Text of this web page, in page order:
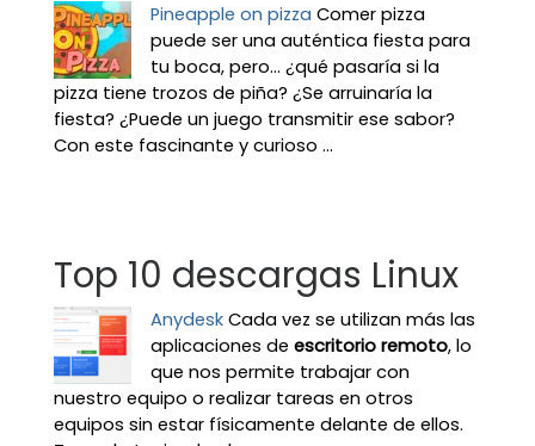
Pineapple on pizza Comer pizza
puede ser una auténtica fiesta para
tu boca, pero... ¿qué pasaría si la
pizza tiene trozos de piña? ¿Se arruinaría la
fiesta? ¿Puede un juego transmitir ese sabor?
Con este fascinante y curioso ...
Top 10 descargas Linux
Anydesk Cada vez se utilizan más las
aplicaciones de escritorio remoto, lo
que nos permite trabajar con
nuestro equipo o realizar tareas en otros
equipos sin estar físicamente delante de ellos.